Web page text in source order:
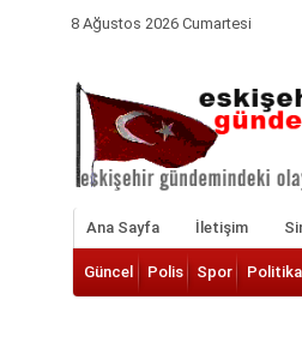
8 Ağustos 2026 Cumartesi
Ana Sayfa İletişim
Güncel Polis Spor Politika